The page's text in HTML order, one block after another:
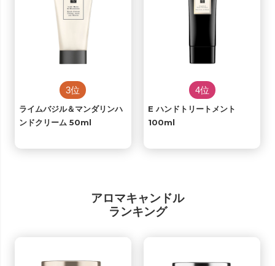
3位
ライムバジル＆マンダリンハ
ンドクリーム 50ml
4位
E ハンドトリートメント
100ml
アロマキャンドル
ランキング